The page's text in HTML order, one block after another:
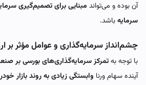
آن بوده و می‌تواند مبنایی برای تصمیم‌گیری
سرمایهباشد.
چشم‌انداز سرمایه‌گذاری و عوامل مؤثر بر
با توجه بهتمرکز سرمایه‌گذاری‌های بورسی بر
آینده سهام ورنا وابستگی زیادی به روند بازار